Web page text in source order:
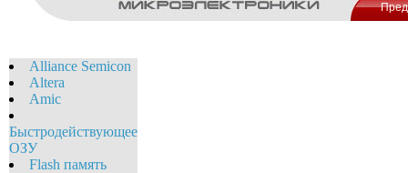
Alliance Semicon
Altera
Amic
Быстродействующее
ОЗУ
Flash память